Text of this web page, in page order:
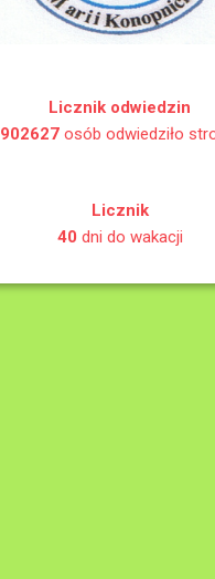
Licznik odwiedzin
902627 osób odwiedziło
Licznik
40 dni do wakacji